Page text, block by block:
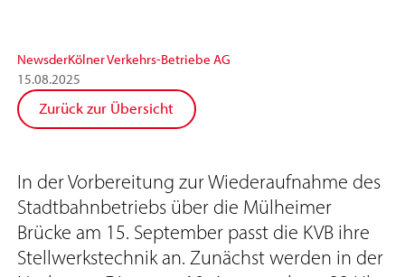
NewsderKölner Verkehrs-Betriebe AG
15.08.2025
Zurück zur Übersicht
In der Vorbereitung zur Wiederaufnahme des
Stadtbahnbetriebs über die Mülheimer
Brücke am 15. September passt die KVB ihre
Stellwerkstechnik an. Zunächst werden in der